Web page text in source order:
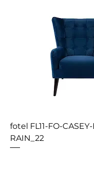
fotel FL11-FO-
RAIN_22